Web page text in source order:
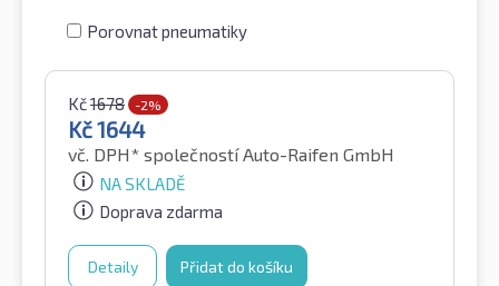
Porovnat pneumatiky
Kč1678 -2%
Kč1644
vč. DPH* společností Auto-Raifen GmbH
NA SKLADĚ
Doprava zdarma
Detaily Přidat do košíku